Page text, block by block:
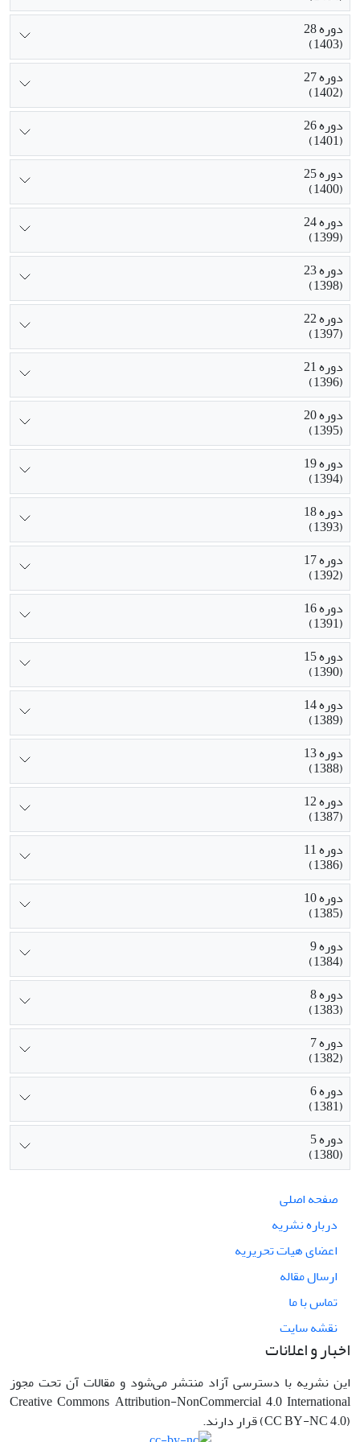
دوره 28
(1403)
دوره 27
(1402)
دوره 26
(1401)
دوره 25
(1400)
دوره 24
(1399)
دوره 23
(1398)
دوره 22
(1397)
دوره 21
(1396)
دوره 20
(1395)
دوره 19
(1394)
دوره 18
(1393)
دوره 17
(1392)
دوره 16
(1391)
دوره 15
(1390)
دوره 14
(1389)
دوره 13
(1388)
دوره 12
(1387)
دوره 11
(1386)
دوره 10
(1385)
دوره 9
(1384)
دوره 8
(1383)
دوره 7
(1382)
دوره 6
(1381)
دوره 5
(1380)
صفحه اصلی
درباره نشریه
اعضای هیات تحریریه
ارسال مقاله
تماس با ما
نقشه سایت
اخبار و اعلانات
این نشریه با دسترسی آزاد منتشر می‌شود و مقالات آن تحت مجوز
Creative Commons Attribution-NonCommercial 4.0 International
(CC BY-NC 4.0) قرار دارند.